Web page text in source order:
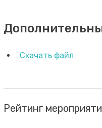
Скачать файл
Рейтинг